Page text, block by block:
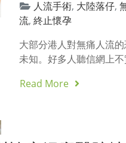
人流手術, 大陸落仔,
流,終止懷孕
大部分港人對無痛人流
未知。好多人聽信網上
Read More